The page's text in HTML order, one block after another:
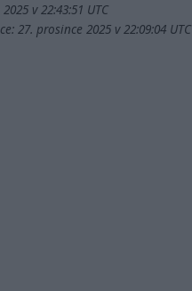
v 22:43:51 UTC
27. prosince 2025 v 22:09:04 UTC